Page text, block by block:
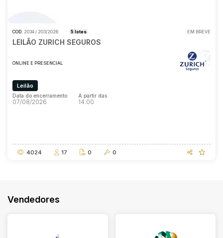
COD. 2034 / 203/2026 5 lotes EM BREVE
LEILÃO ZURICH SEGUROS
ONLINE E PRESENCIAL
Leilão
Data do encerramento
07/08/2026
A partir das
14:00
4024 17 0 0
Vendedores